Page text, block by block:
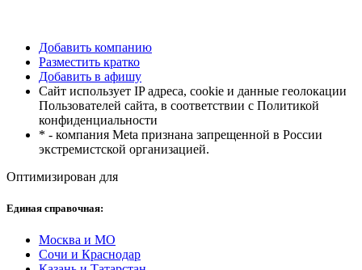
Добавить компанию
Разместить кратко
Добавить в афишу
Сайт использует IP адреса, cookie и данные геолокации
Пользователей сайта, в соответствии с Политикой
конфиденциальности
* - компания Meta признана запрещенной в России
экстремистской организацией.
Оптимизирован для
Единая справочная:
Москва и МО
Сочи и Краснодар